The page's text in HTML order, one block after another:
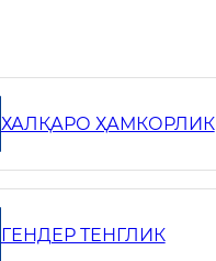
ХАЛҚАРО ҲАМКОРЛИК
ГЕНДЕР ТЕНГЛИК